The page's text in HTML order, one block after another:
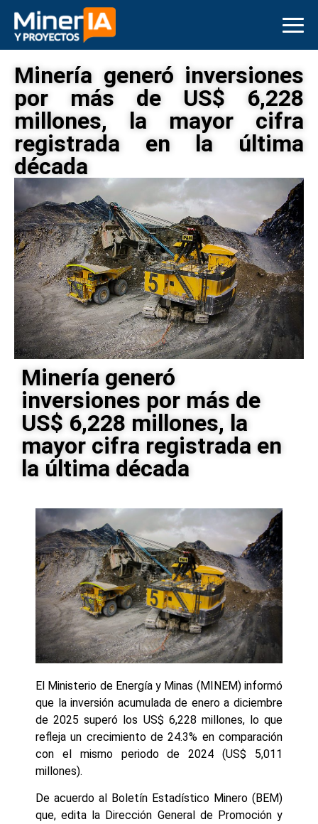
Minería generó inversiones
por más de US$ 6,228
millones, la mayor cifra
registrada en la última
década
Minería generó
inversiones por más de
US$ 6,228 millones, la
mayor cifra registrada en
la última década
El Ministerio de Energía y Minas (MINEM) informó
que la inversión acumulada de enero a diciembre
de 2025 superó los US$ 6,228 millones, lo que
refleja un crecimiento de 24.3% en comparación
con el mismo periodo de 2024 (US$ 5,011
millones).
De acuerdo al Boletín Estadístico Minero (BEM)
que, edita la Dirección General de Promoción y